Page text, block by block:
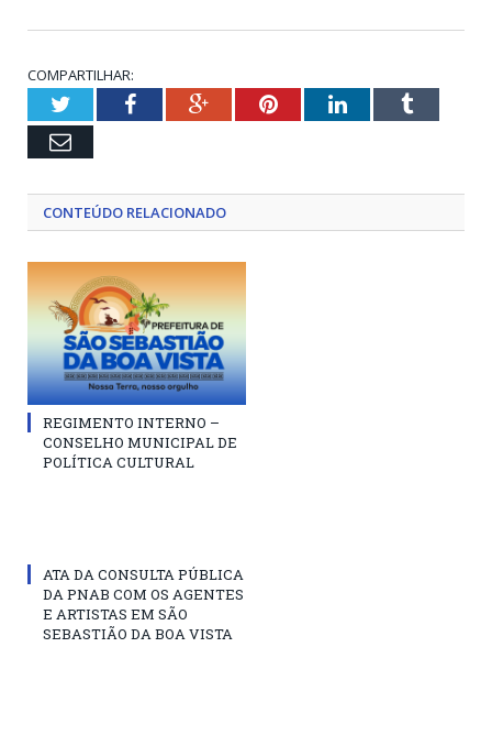
COMPARTILHAR:
TwitterFacebookGoogle+PinterestLinkedInTumblr
Email
CONTEÚDO RELACIONADO
REGIMENTO INTERNO –
CONSELHO MUNICIPAL DE
POLÍTICA CULTURAL
ATA DA CONSULTA PÚBLICA
DA PNAB COM OS AGENTES
E ARTISTAS EM SÃO
SEBASTIÃO DA BOA VISTA